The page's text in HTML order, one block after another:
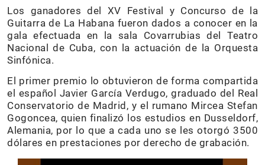
Los ganadores del XV Festival y Concurso de la
Guitarra de La Habana fueron dados a conocer en la
gala efectuada en la sala Covarrubias del Teatro
Nacional de Cuba, con la actuación de la Orquesta
Sinfónica.
El primer premio lo obtuvieron de forma compartida
el español Javier García Verdugo, graduado del Real
Conservatorio de Madrid, y el rumano Mircea Stefan
Gogoncea, quien finalizó los estudios en Dusseldorf,
Alemania, por lo que a cada uno se les otorgó 3500
dólares en prestaciones por derecho de grabación.